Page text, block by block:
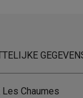
Les Chaumes